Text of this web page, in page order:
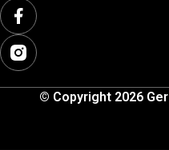
© Copyright 2026